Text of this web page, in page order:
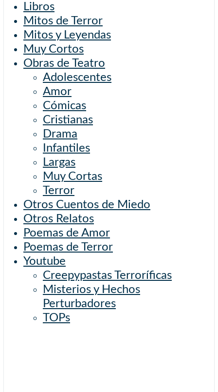
Libros
Mitos de Terror
Mitos y Leyendas
Muy Cortos
Obras de Teatro
Adolescentes
Amor
Cómicas
Cristianas
Drama
Infantiles
Largas
Muy Cortas
Terror
Otros Cuentos de Miedo
Otros Relatos
Poemas de Amor
Poemas de Terror
Youtube
Creepypastas Terroríficas
Misterios y Hechos
Perturbadores
TOPs